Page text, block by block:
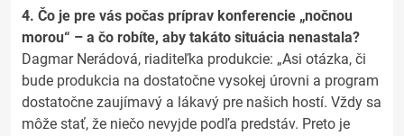
4. Čo je pre vás počas príprav konferencie „nočnou
morou“ – a čo robíte, aby takáto situácia nenastala?
Dagmar Nerádová, riaditeľka produkcie: „Asi otázka, či
bude produkcia na dostatočne vysokej úrovni a program
dostatočne zaujímavý a lákavý pre našich hostí. Vždy sa
môže stať, že niečo nevyjde podľa predstáv. Preto je